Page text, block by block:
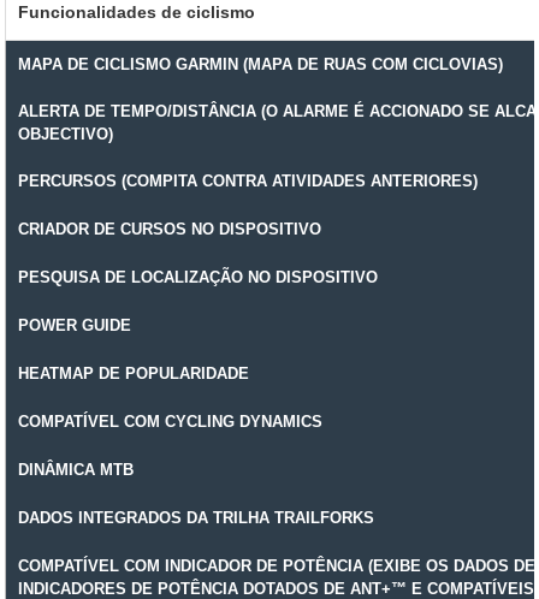
Funcionalidades de ciclismo
MAPA DE CICLISMO GARMIN (MAPA DE RUAS COM CICLOVIAS)
ALERTA DE TEMPO/DISTÂNCIA (O ALARME É ACCIONADO SE
OBJECTIVO)
PERCURSOS (COMPITA CONTRA ATIVIDADES ANTERIORES)
CRIADOR DE CURSOS NO DISPOSITIVO
PESQUISA DE LOCALIZAÇÃO NO DISPOSITIVO
POWER GUIDE
HEATMAP DE POPULARIDADE
COMPATÍVEL COM CYCLING DYNAMICS
DINÂMICA MTB
DADOS INTEGRADOS DA TRILHA TRAILFORKS
COMPATÍVEL COM INDICADOR DE POTÊNCIA (EXIBE OS DADOS
INDICADORES DE POTÊNCIA DOTADOS DE ANT+™ E